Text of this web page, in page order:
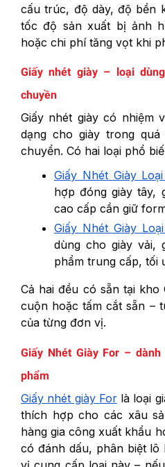
cấu trúc, độ dày, độ bền
tốc độ sản xuất bị ảnh
hoặc chi phí tăng vọt khi
Giấy nhét giày – loại
chuyền
Giấy nhét giày có nhiệm
dạng cho giày trong
chuyển. Có hai loại phổ
Giấy Nhét Giày Loại
hợp đóng giày tây,
cao cấp cần giữ
Giấy Nhét Giày
dùng cho giày vải,
phẩm trung cấp, tối
Cả hai đều có sẵn tại kho
cuộn hoặc tấm cắt sẵn –
của từng đơn vị.
Giấy Nhét Giày For –
phẩm
Giấy nhét giày For là loại
thích hợp cho các xâu
hàng gia công xuất khẩu
có đánh dấu, phân biệt lô